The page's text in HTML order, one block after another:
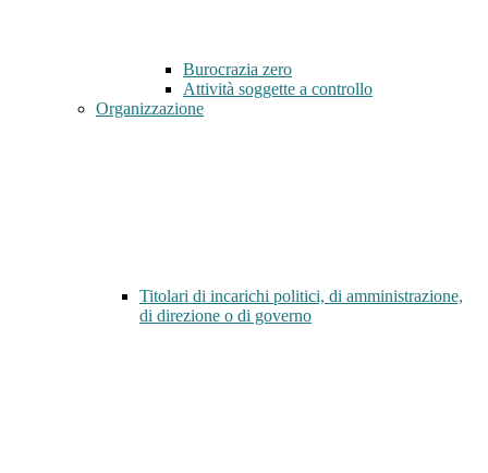
Burocrazia zero
Attività soggette a controllo
Organizzazione
Titolari di incarichi politici, di amministrazione,
di direzione o di governo